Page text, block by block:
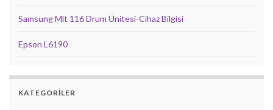
Samsung Mlt 116 Drum Ünitesi-Cihaz Bilgisi
Epson L6190
KATEGORILER